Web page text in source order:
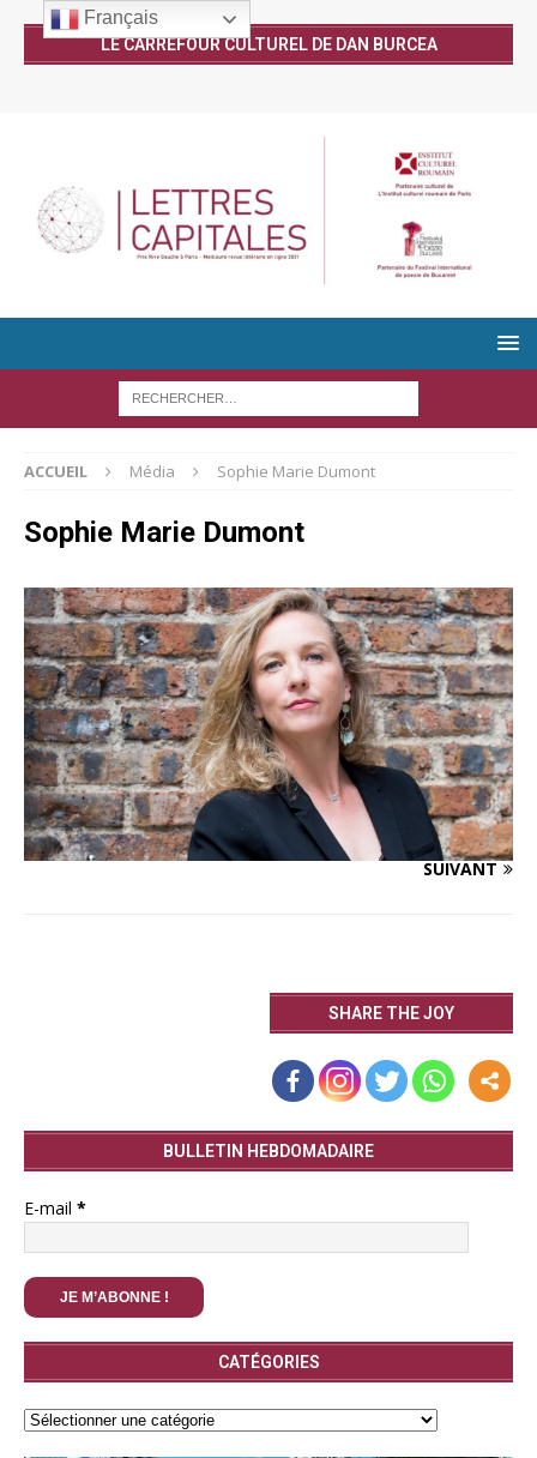
LE CARREFOUR CULTUREL DE DAN BURCEA
ACCUEIL Média Sophie Marie Dumont
Sophie Marie Dumont
SUIVANT
SHARE THE JOY
BULLETIN HEBDOMADAIRE
E-mail *
CATÉGORIES
Français